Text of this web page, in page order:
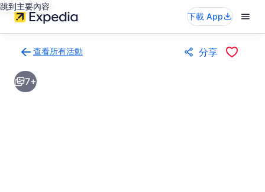
跳到主要內容
下載 App
查看所有活動
回
活
動
分享
7+